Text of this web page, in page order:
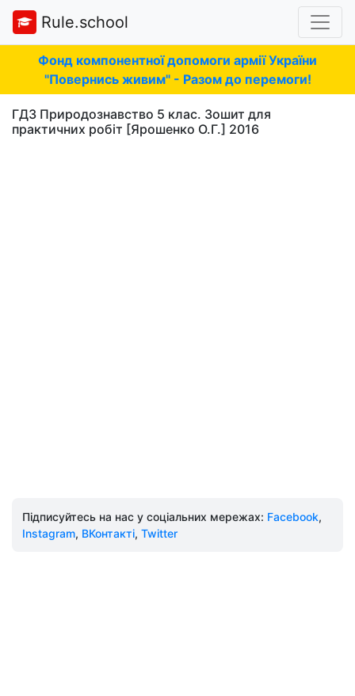
Rule.school
Фонд компонентної допомоги армії України
"Повернись живим" - Разом до перемоги!
ГДЗ Природознавство 5 клас. Зошит для
практичних робіт [Ярошенко О.Г.] 2016
Підписуйтесь на нас у соціальних мережах: Facebook,
Instagram, ВКонтакті, Twitter